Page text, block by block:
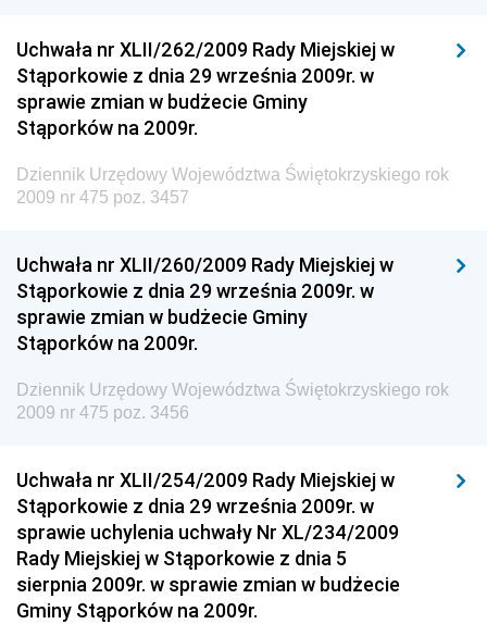
Drogowego
Dziennik Urzędowy Narodowego Banku Polskiego
Dziennik Urzędowy Komendy Głównej Policji
Społecznej
Dziennik Urzędowy Ministra Rozwoju i Technologii
Dziennik Urzędowy Ministra Spraw Zagranicznych
Dziennik Urzędowy Centralnego Biura
Dziennik Urzędowy Agencji Bezpieczeństwa
Dziennik Urzędowy Urzędu Patentowego
Rzeczypospolitej Polskiej
Dziennik Urzędowy Generalnej Dyrekcji Dróg
Krajowych i Autostrad
Dziennik Urzędowy Ministra Środowiska
Uchwała nr XLII/262/2009 Rady Miejskiej w
Stąporkowie z dnia 29 września 2009r. w
sprawie zmian w budżecie Gminy
Stąporków na 2009r.
Dziennik Urzędowy Województwa Świętokrzyskiego rok
2009 nr 475 poz. 3457
Uchwała nr XLII/260/2009 Rady Miejskiej w
Stąporkowie z dnia 29 września 2009r. w
sprawie zmian w budżecie Gminy
Stąporków na 2009r.
Dziennik Urzędowy Województwa Świętokrzyskiego rok
2009 nr 475 poz. 3456
Uchwała nr XLII/254/2009 Rady Miejskiej w
Stąporkowie z dnia 29 września 2009r. w
sprawie uchylenia uchwały Nr XL/234/2009
Rady Miejskiej w Stąporkowie z dnia 5
sierpnia 2009r. w sprawie zmian w budżecie
Gminy Stąporków na 2009r.